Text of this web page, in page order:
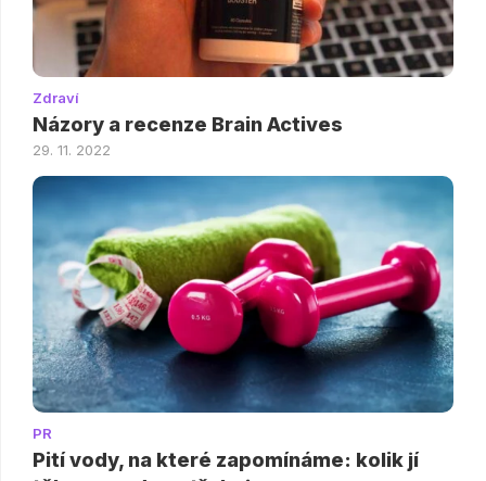
Zdraví
Názory a recenze Brain Actives
29. 11. 2022
PR
Pití vody, na které zapomínáme: kolik jí